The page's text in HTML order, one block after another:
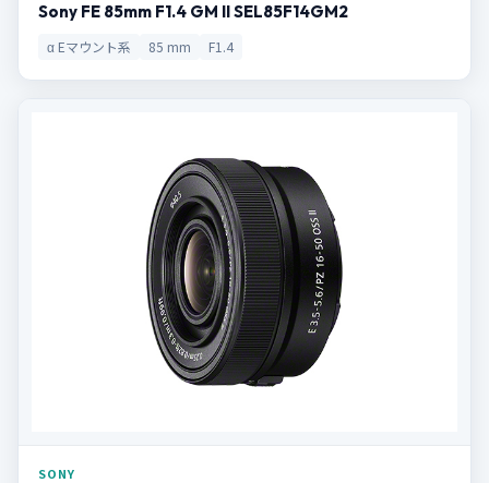
Sony FE 85mm F1.4 GM II SEL85F14GM2
α Eマウント系 85 mm F1.4
SONY